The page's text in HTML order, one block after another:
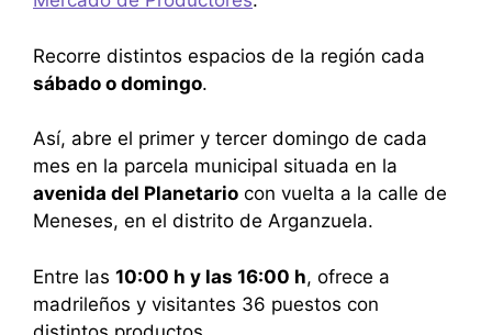
Recorre distintos espacios de la región cada
sábado o domingo.
Así, abre el primer y tercer domingo de cada
mes en la parcela municipal situada en la
avenida del Planetario con vuelta a la calle de
Meneses, en el distrito de Arganzuela.
Entre las 10:00 h y las 16:00 h, ofrece a
madrileños y visitantes 36 puestos con